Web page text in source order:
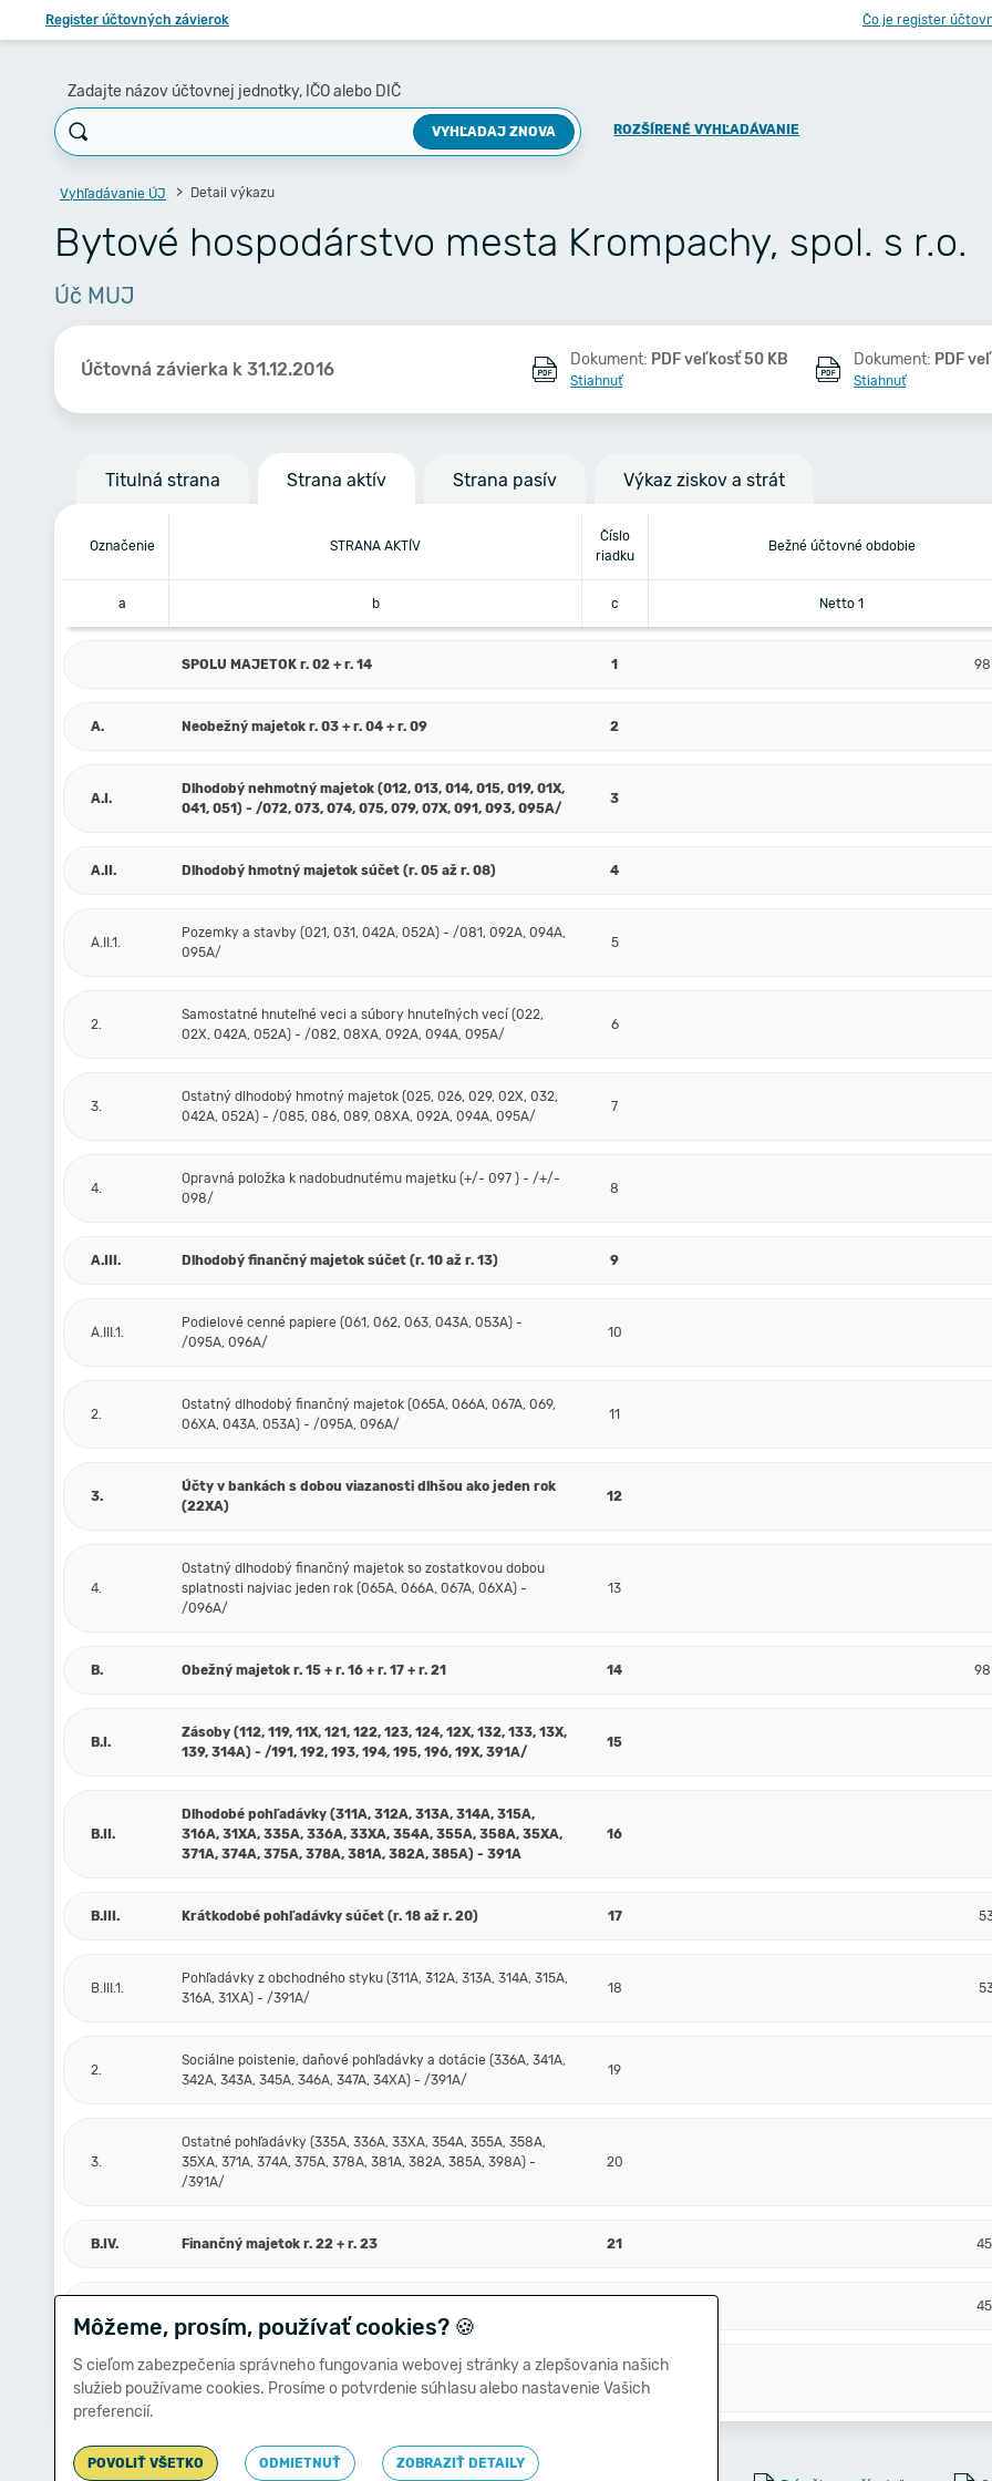
Register účtovných závierok Čo je register
Zadajte názov účtovnej jednotky, IČO alebo DIČ
VYHĽADAJ ZNOVA ROZŠÍRENÉ VYHĽADÁVANIE
Vyhľadávanie ÚJ Detail výkazu
Bytové hospodárstvo mesta Krompachy, spol. s r.o.
Úč MUJ
Účtovná závierka k 31.12.2016 Dokument: PDF veľkosť 50 KB
Stiahnuť
Dokument: PDF
Stiahnuť
Titulná strana Strana aktív Strana pasív Výkaz ziskov a strát
Označenie STRANA AKTÍV
Číslo
riadku
Bežné účtovné obdobie
a b c Netto 1
SPOLU MAJETOK r. 02 + r. 14 1
A. Neobežný majetok r. 03 + r. 04 + r. 09 2
A.I.
Dlhodobý nehmotný majetok (012, 013, 014, 015, 019, 01X,
041, 051) - /072, 073, 074, 075, 079, 07X, 091, 093, 095A/
3
A.II. Dlhodobý hmotný majetok súčet (r. 05 až r. 08) 4
A.II.1.
Pozemky a stavby (021, 031, 042A, 052A) - /081, 092A, 094A,
095A/
5
2.
Samostatné hnuteľné veci a súbory hnuteľných vecí (022,
02X, 042A, 052A) - /082, 08XA, 092A, 094A, 095A/
6
3.
Ostatný dlhodobý hmotný majetok (025, 026, 029, 02X, 032,
042A, 052A) - /085, 086, 089, 08XA, 092A, 094A, 095A/
7
4.
Opravná položka k nadobudnutému majetku (+/- 097 ) - /+/-
098/
8
A.III. Dlhodobý finančný majetok súčet (r. 10 až r. 13) 9
A.III.1.
Podielové cenné papiere (061, 062, 063, 043A, 053A) -
/095A, 096A/
10
2.
Ostatný dlhodobý finančný majetok (065A, 066A, 067A, 069,
06XA, 043A, 053A) - /095A, 096A/
11
3.
Účty v bankách s dobou viazanosti dlhšou ako jeden rok
(22XA)
12
4.
Ostatný dlhodobý finančný majetok so zostatkovou dobou
splatnosti najviac jeden rok (065A, 066A, 067A, 06XA) -
/096A/
13
B. Obežný majetok r. 15 + r. 16 + r. 17 + r. 21 14
B.I.
Zásoby (112, 119, 11X, 121, 122, 123, 124, 12X, 132, 133, 13X,
139, 314A) - /191, 192, 193, 194, 195, 196, 19X, 391A/
15
B.II.
Dlhodobé pohľadávky (311A, 312A, 313A, 314A, 315A,
316A, 31XA, 335A, 336A, 33XA, 354A, 355A, 358A, 35XA,
371A, 374A, 375A, 378A, 381A, 382A, 385A) - 391A
16
B.III. Krátkodobé pohľadávky súčet (r. 18 až r. 20) 17
B.III.1.
Pohľadávky z obchodného styku (311A, 312A, 313A, 314A, 315A,
316A, 31XA) - /391A/
18
2.
Sociálne poistenie, daňové pohľadávky a dotácie (336A, 341A,
342A, 343A, 345A, 346A, 347A, 34XA) - /391A/
19
3.
Ostatné pohľadávky (335A, 336A, 33XA, 354A, 355A, 358A,
35XA, 371A, 374A, 375A, 378A, 381A, 382A, 385A, 398A) -
/391A/
20
B.IV. Finančný majetok r. 22 + r. 23 21
2.
Ostatné finančné účty (251, 252, 253, 256, 257, 25X, 259, 314A)
- /291, 29X/
23
Môžeme, prosím, používať cookies? 🍪
S cieľom zabezpečenia správneho fungovania webovej stránky a zlepšovania našich
služieb používame cookies. Prosíme o potvrdenie súhlasu alebo nastavenie Vašich
preferencií.
POVOLIŤ VŠETKO ODMIETNUŤ
ZOBRAZIŤ DETAILY